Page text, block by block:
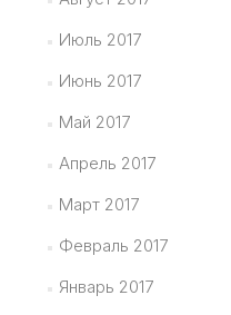
Июль 2017
Июнь 2017
Май 2017
Апрель 2017
Март 2017
Февраль 2017
Январь 2017